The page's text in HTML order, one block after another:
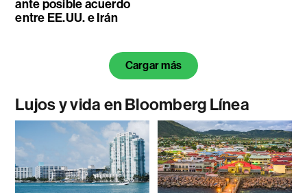
ante posible acuerdo
entre EE.UU. e Irán
Cargar más
Lujos y vida en Bloomberg Línea